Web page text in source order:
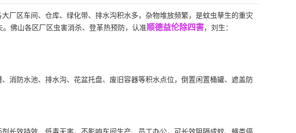
厂区车间、仓库、绿化带、排水沟积水多，杂物堆放频繁，是蚊虫孳生的重灾
佛山各区厂区虫害消杀、登革热预防，认准顺德益伦除四害，刘生：
消防水池、排水沟、花盆托盘、废旧容器等积水点位，倒置闲置桶罐、遮盖防